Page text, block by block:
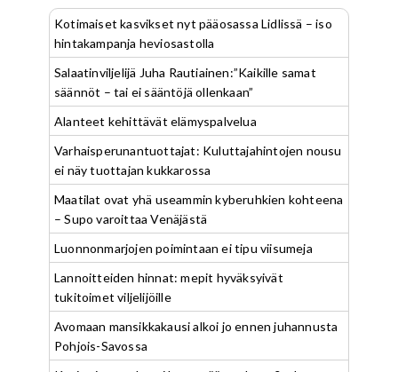
Kotimaiset kasvikset nyt pääosassa Lidlissä – iso
hintakampanja heviosastolla
Salaatinviljelijä Juha Rautiainen:”Kaikille samat
säännöt – tai ei sääntöjä ollenkaan”
Alanteet kehittävät elämyspalvelua
Varhaisperunantuottajat: Kuluttajahintojen nousu
ei näy tuottajan kukkarossa
Maatilat ovat yhä useammin kyberuhkien kohteena
– Supo varoittaa Venäjästä
Luonnonmarjojen poimintaan ei tipu viisumeja
Lannoitteiden hinnat: mepit hyväksyivät
tukitoimet viljelijöille
Avomaan mansikkakausi alkoi jo ennen juhannusta
Pohjois-Savossa